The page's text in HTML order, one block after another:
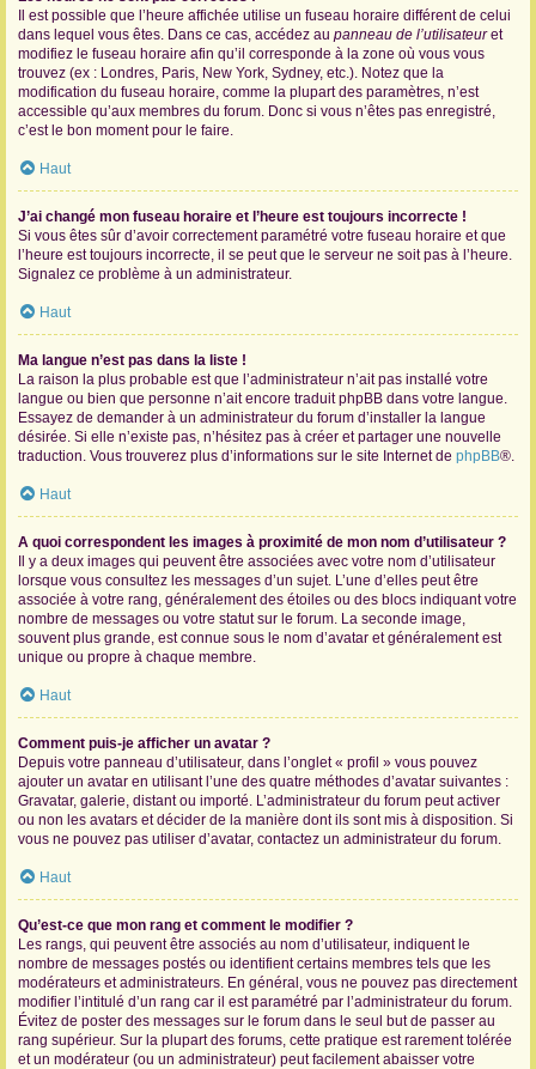
Il est possible que l’heure affichée utilise un fuseau horaire différent de celui
dans lequel vous êtes. Dans ce cas, accédez au panneau de l’utilisateuret
modifiez le fuseau horaire afin qu’il corresponde à la zone où vous vous
trouvez (ex : Londres, Paris, New York, Sydney, etc.). Notez que la
modification du fuseau horaire, comme la plupart des paramètres, n’est
accessible qu’aux membres du forum. Donc si vous n’êtes pas enregistré,
c’est le bon moment pour le faire.
Haut
J’ai changé mon fuseau horaire et l’heure est toujours incorrecte !
Si vous êtes sûr d’avoir correctement paramétré votre fuseau horaire et que
l’heure est toujours incorrecte, il se peut que le serveur ne soit pas à l’heure.
Signalez ce problème à un administrateur.
Haut
Ma langue n’est pas dans la liste !
La raison la plus probable est que l’administrateur n’ait pas installé votre
langue ou bien que personne n’ait encore traduit phpBB dans votre langue.
Essayez de demander à un administrateur du forum d’installer la langue
désirée. Si elle n’existe pas, n’hésitez pas à créer et partager une nouvelle
traduction. Vous trouverez plus d’informations sur le site Internet de phpBB®.
Haut
A quoi correspondent les images à proximité de mon nom d’utilisateur ?
Il y a deux images qui peuvent être associées avec votre nom d’utilisateur
lorsque vous consultez les messages d’un sujet. L’une d’elles peut être
associée à votre rang, généralement des étoiles ou des blocs indiquant votre
nombre de messages ou votre statut sur le forum. La seconde image,
souvent plus grande, est connue sous le nom d’avatar et généralement est
unique ou propre à chaque membre.
Haut
Comment puis-je afficher un avatar ?
Depuis votre panneau d’utilisateur, dans l’onglet « profil » vous pouvez
ajouter un avatar en utilisant l’une des quatre méthodes d’avatar suivantes :
Gravatar, galerie, distant ou importé. L’administrateur du forum peut activer
ou non les avatars et décider de la manière dont ils sont mis à disposition. Si
vous ne pouvez pas utiliser d’avatar, contactez un administrateur du forum.
Haut
Qu’est-ce que mon rang et comment le modifier ?
Les rangs, qui peuvent être associés au nom d’utilisateur, indiquent le
nombre de messages postés ou identifient certains membres tels que les
modérateurs et administrateurs. En général, vous ne pouvez pas directement
modifier l’intitulé d’un rang car il est paramétré par l’administrateur du forum.
Évitez de poster des messages sur le forum dans le seul but de passer au
rang supérieur. Sur la plupart des forums, cette pratique est rarement tolérée
et un modérateur (ou un administrateur) peut facilement abaisser votre